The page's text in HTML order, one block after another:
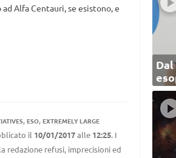
Alfa Centauri, se esistono, e
, ESO, EXTREMELY LARGE
il 10/01/2017alle 12:25. I
redazione refusi, imprecisioni ed